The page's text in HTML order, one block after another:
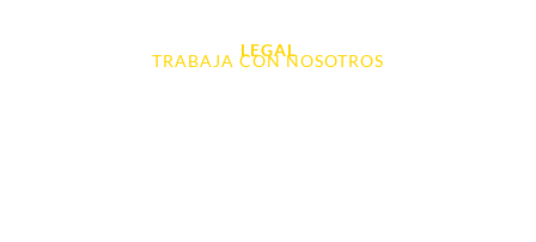
LEGAL
TRABAJA CON NOSOTROS